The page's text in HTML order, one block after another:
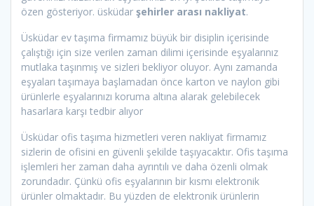
özen gösteriyor. üsküdar şehirler arası nakliyat.
Üsküdar ev taşıma firmamız büyük bir disiplin içerisinde
çalıştığı için size verilen zaman dilimi içerisinde eşyalarınız
mutlaka taşınmış ve sizleri bekliyor oluyor. Aynı zamanda
eşyaları taşımaya başlamadan önce karton ve naylon gibi
ürünlerle eşyalarınızı koruma altına alarak gelebilecek
hasarlara karşı tedbir alıyor
Üsküdar ofis taşıma hizmetleri veren nakliyat firmamız
sizlerin de ofisini en güvenli şekilde taşıyacaktır. Ofis taşıma
işlemleri her zaman daha ayrıntılı ve daha özenli olmak
zorundadır. Çünkü ofis eşyalarının bir kısmı elektronik
ürünler olmaktadır. Bu yüzden de elektronik ürünlerin